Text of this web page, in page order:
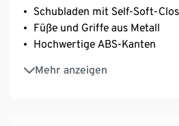
Schubladen mit Self-Soft-
Füße und Griffe aus Metall
Hochwertige ABS-Kanten
Mehr anzeigen
Nachhaltige Verpackung ohne
Passend zum Wickelaufsatz